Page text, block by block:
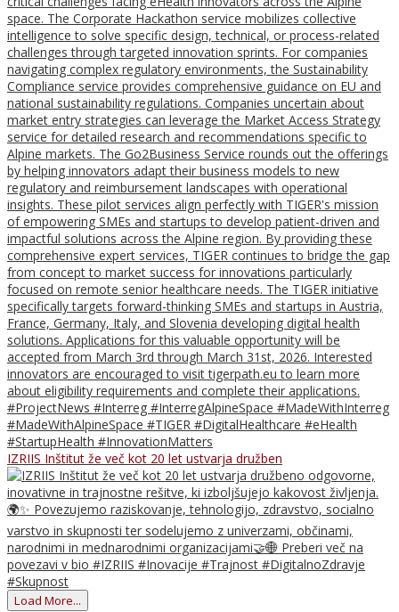
IZRIIS Inštitut že več kot 20 let ustvarja družben
Load More...